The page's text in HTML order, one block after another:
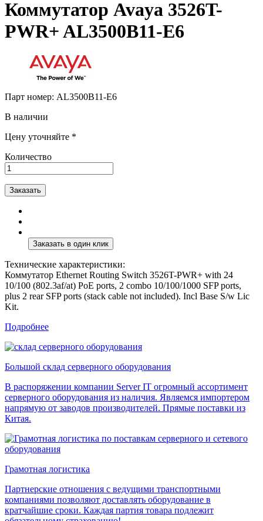
Коммутатор Avaya 3526T-
PWR+ AL3500B11-E6
Парт номер: AL3500B11-E6
В наличии
Цену уточняйте *
Количество
Заказать
Технические характеристики:
Коммутатор Ethernet Routing Switch 3526T-PWR+ with 24
10/100 (802.3af/at) PoE ports, 2 combo 10/100/1000 SFP ports,
plus 2 rear SFP ports (stack cable not included). Incl Base S/w Lic
Kit.
Подробнее
Большой склад серверного оборудования
В распоряжении компании Server IT огромный ассортимент
серверного оборудования из наличия. Являемся импортером
напрямую от заводов производителей. Прямые поставки из
Китая.
Грамотная логистика
Партнерские отношения с ведущими транспортными
компаниями позволяют доставлять оборудование в
кратчайшие сроки. Каждая партия товара подлежит